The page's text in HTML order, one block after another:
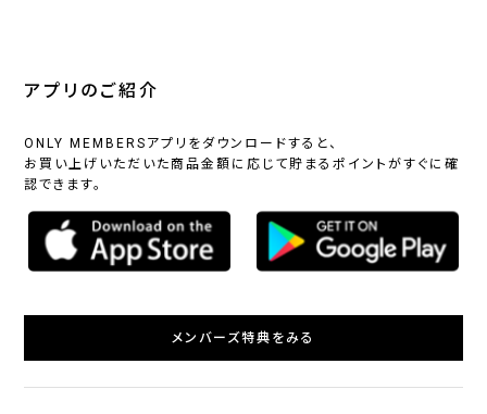
アプリのご紹介
ONLY MEMBERSアプリをダウンロードすると、
お買い上げいただいた商品金額に応じて貯まるポイントがすぐに確
認できます。
メンバーズ特典をみる